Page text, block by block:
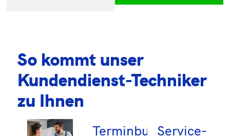
So kommt unser
Kundendienst-Techniker
zu Ihnen
Terminbuchung
Service-